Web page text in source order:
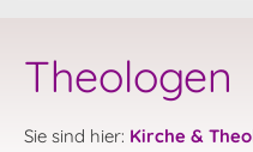
Theologen
Sie sind hier: Kirche &